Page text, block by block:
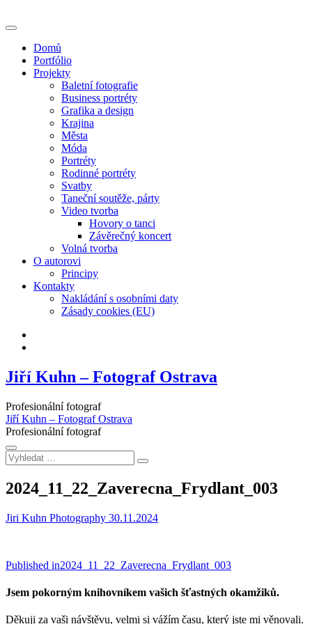
to
Domů
Portfólio
Projekty
Baletní fotografie
Business portréty
Grafika a design
Krajina
Města
Móda
Portréty
Rodinné portréty
Svatby
Taneční soutěže, párty
Video tvorba
Hovory o tanci
Závěrečný koncert
Volná tvorba
O autorovi
Principy
Kontakty
Nakládání s osobními daty
Zásady cookies (EU)
Jiří Kuhn – Fotograf Ostrava
Profesionální fotograf
Jiří Kuhn – Fotograf Ostrava
Profesionální fotograf
Vyhledat
…
2024_11_22_Zaverecna_Frydlant_003
Jiri Kuhn Photography 30.11.2024
Navigace
pro
Published in2024_11_22_Zaverecna_Frydlant_003
Jsem pokorným knihovníkem vašich šťastných okamžiků.
Děkuji za vaši návštěvu, velmi si vážím času, který jste mi věnovali.